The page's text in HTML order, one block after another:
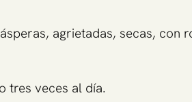
agrietadas, secas,
tres veces al día.